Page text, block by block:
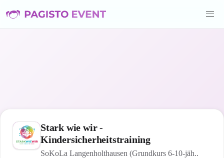
Stark wie wir -
Kindersicherheitstraining
SoKoLa Langenholthausen (Grundkurs 6-10-jäh..